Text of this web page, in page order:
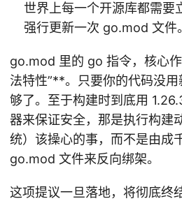
世界上每一个开源库都需
强行更新一次 go.mod 文件。
go.mod 里的 go 指令，核心
法特性”**。只要你的代码没
够了。至于构建时到底用
器来保证安全，那是执行构建
统）该操心的事，而不是由成
go.mod 文件来反向绑架。
这项提议一旦落地，将彻底终